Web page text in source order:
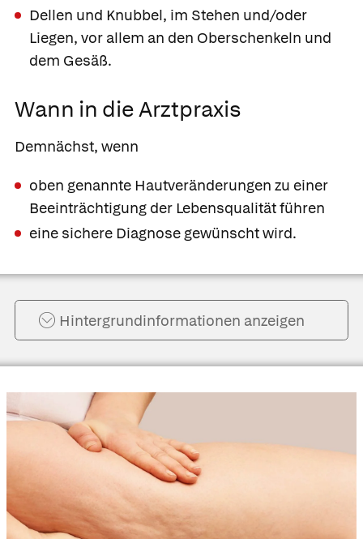
Dellen und Knubbel, im Stehen und/oder
Liegen, vor allem an den Oberschenkeln und
dem Gesäß.
Wann in die Arztpraxis
Demnächst, wenn
oben genannte Hautveränderungen zu einer
Beeinträchtigung der Lebensqualität führen
eine sichere Diagnose gewünscht wird.
Hintergrund­informationen anzeigen